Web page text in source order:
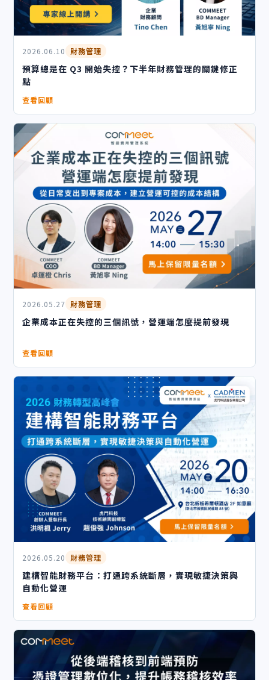
2026.06.10 財務管理
預算總是在 Q3 開始失控？下半年財務管理的關鍵修正
點
查看回顧
2026.05.27 財務管理
企業成本正在失控的三個訊號，營運端怎麼提前發現
查看回顧
2026.05.20 財務管理
建構智能財務平台：打通跨系統斷層，實現敏捷決策與
自動化營運
查看回顧